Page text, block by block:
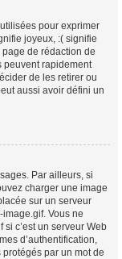
pour exprimer
joyeux, :( signifie
de rédaction de
peuvent rapidement
de les retirer ou
aussi avoir défini un
Par ailleurs, si
charger une image
sur un serveur
Vous ne
c’est un serveur Web
d’authentification,
par un mot de